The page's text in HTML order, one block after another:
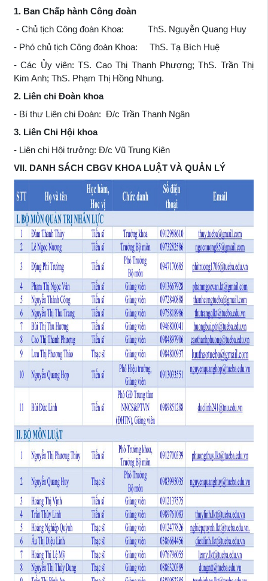
1. Ban Chấp hành Công đoàn
- Chủ tịch Công đoàn Khoa: ThS. Nguyễn Quang Huy
- Phó chủ tịch Công đoàn Khoa: ThS. Tạ Bích Huệ
- Các Ủy viên: TS. Cao Thị Thanh Phượng; ThS. Trần Thị
Kim Anh; ThS. Phạm Thị Hồng Nhung.
2. Liên chi Đoàn khoa
- Bí thư Liên chi Đoàn: Đ/c Trần Thanh Ngân
3. Liên Chi Hội khoa
- Liên chi Hội trưởng: Đ/c Vũ Trung Kiên
VII. DANH SÁCH CBGV KHOA LUẬT VÀ QUẢN LÝ